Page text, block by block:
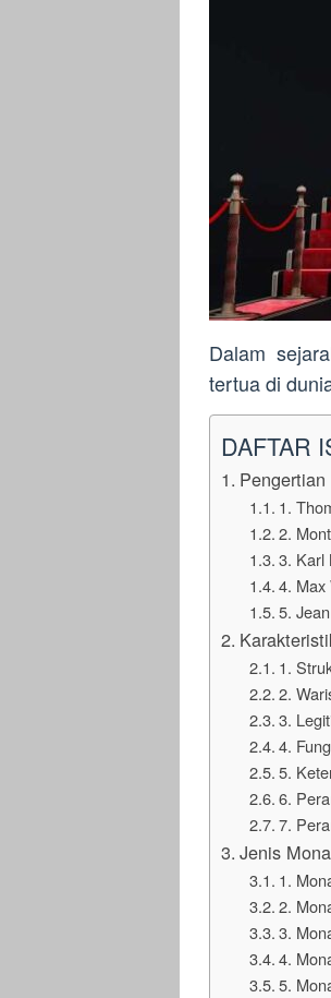
Dalam
tertua di
DAFTAR
1.
2.
3. Karl
4. Max
5.
1.
2.
3.
4.
5.
6.
7.
Jenis
1.
2.
3.
4.
5.